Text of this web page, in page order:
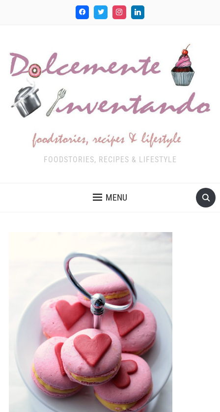
FOODSTORIES, RECIPES & LIFESTYLE
MENU